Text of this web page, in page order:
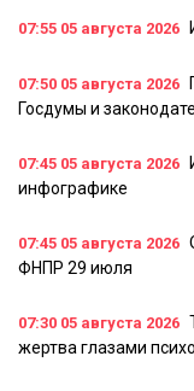
07:55 05 августа 2026
07:50 05 августа 2026
Госдумы и
07:45 05 августа 2026
инфографике
07:45 05 августа 2026
ФНПР 29 июля
07:30 05 августа 2026
жертва глазами